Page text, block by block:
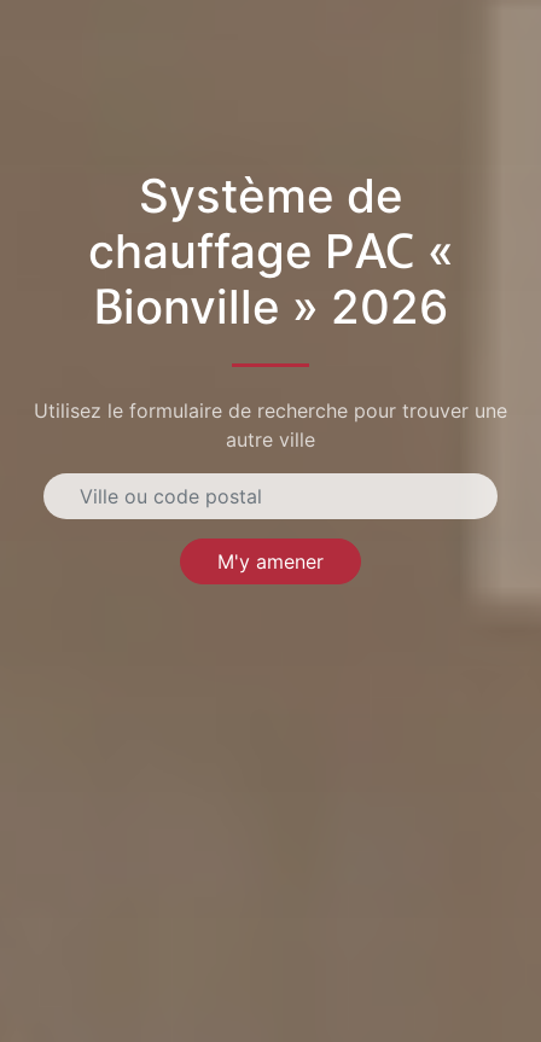
Système de
chauffage PAC «
Bionville » 2026
Utilisez le formulaire de recherche pour trouver une
autre ville
M'y amener